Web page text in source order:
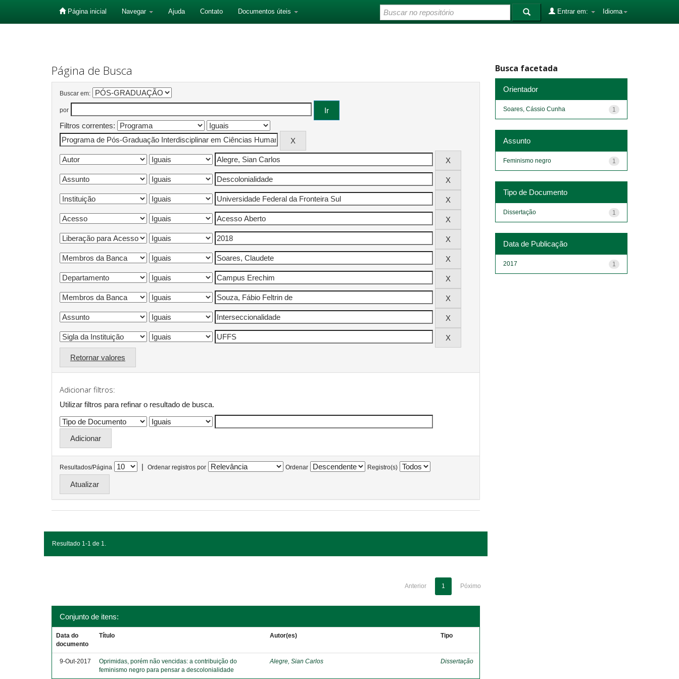
Página inicial Navegar Ajuda Contato Documentos úteis Idioma
Entrar em:
Página de Busca
Buscar em:
por
Filtros correntes:
Retornar valores
Adicionar filtros:
Utilizar filtros para refinar o resultado de busca.
Resultados/Página | Ordenar registros por Ordenar Registro(s)
Resultado 1-1 de 1.
Anterior 1 Póximo
Conjunto de itens:
Data do
documento
Título Autor(es) Tipo
9-Out-2017
Oprimidas, porém não vencidas: a contribuição do
feminismo negro para pensar a descolonialidade
Alegre, Sian Carlos Dissertação
Busca facetada
Orientador
1
Soares, Cássio Cunha
Assunto
1
Feminismo negro
Tipo de Documento
1
Dissertação
Data de Publicação
1
2017